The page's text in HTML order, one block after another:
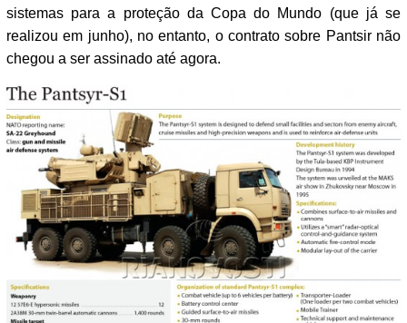
sistemas para a proteção da Copa do Mundo (que já se
realizou em junho), no entanto, o contrato sobre Pantsir não
chegou a ser assinado até agora.